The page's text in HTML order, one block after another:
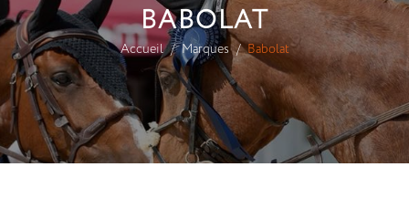
BABOLAT
Accueil Marques Babolat